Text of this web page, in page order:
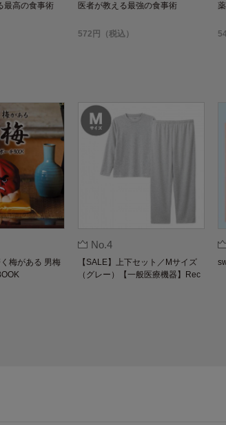
最高の食事術 医者が教える最強の食事術
572円（税込）
梅がある 男梅
No.4
【SALE】上下セット／Mサイズ
（グレー）【一般医療機器】Rec